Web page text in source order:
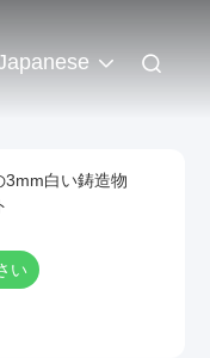
3mm白い鋳造物
い